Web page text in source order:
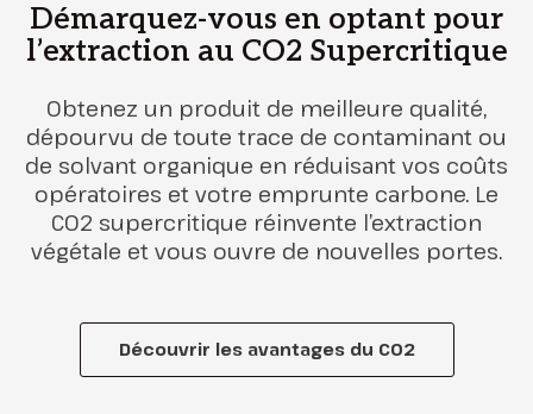
Démarquez-vous en optant pour
l’extraction au CO2 Supercritique
Obtenez un produit de meilleure qualité,
dépourvu de toute trace de contaminant ou
de solvant organique en réduisant vos coûts
opératoires et votre emprunte carbone. Le
CO2 supercritique réinvente l’extraction
végétale et vous ouvre de nouvelles portes.
Découvrir les avantages du CO2